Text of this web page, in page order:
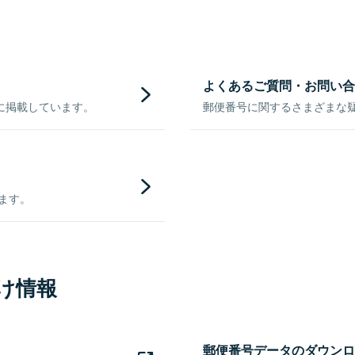
載しています。
よくあるご質問・お問い
郵便番号に関するさまざまな
。
情報
郵便番号データのダウン